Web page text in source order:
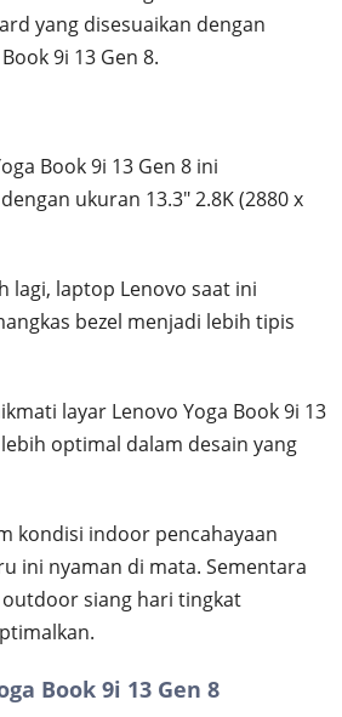
yang disesuaikan dengan
9i 13 Gen 8.
Book 9i 13 Gen 8 ini
ukuran 13.3" 2.8K (2880 x
lagi, laptop Lenovo saat ini
bezel menjadi lebih tipis
layar Lenovo Yoga Book 9i 13
optimal dalam desain yang
kondisi indoor pencahayaan
ini nyaman di mata. Sementara
siang hari tingkat
Book 9i 13 Gen 8